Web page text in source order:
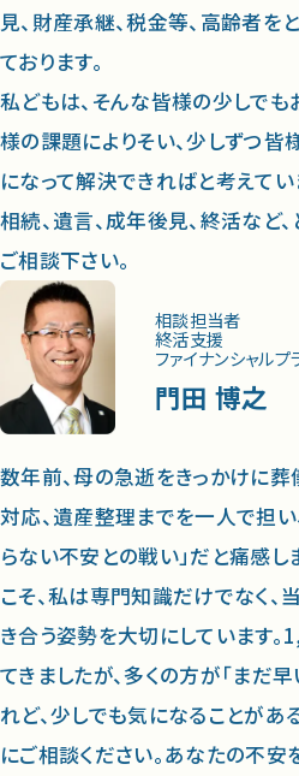
見、財産承継、税金等、高齢者を
ております。
私どもは、そんな皆様の少しで
様の課題によりそい、少しずつ皆
になって解決できればと考えてい
相続、遺言、成年後見、終活など
ご相談下さい。
相談担当者
終活支援
ファイナンシャルプ
門田 博之
数年前、母の急逝をきっかけに葬
対応、遺産整理までを一人で担
らない不安との戦い」だと痛感し
こそ、私は専門知識だけでなく
き合う姿勢を大切にしています
てきましたが、多くの方が「まだ
れど、少しでも気になることが
にご相談ください。あなたの不